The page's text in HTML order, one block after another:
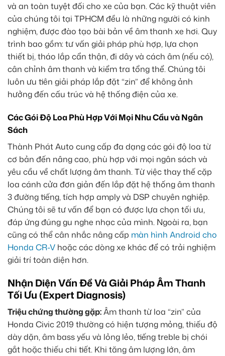
và an toàn tuyệt đối cho xe của bạn. Các kỹ thuật viên
của chúng tôi tại TPHCM đều là những người có kinh
nghiệm, được đào tạo bài bản về âm thanh xe hơi. Quy
trình bao gồm: tư vấn giải pháp phù hợp, lựa chọn
thiết bị, tháo lắp cẩn thận, đi dây và cách âm (nếu có),
cân chỉnh âm thanh và kiểm tra tổng thể. Chúng tôi
luôn ưu tiên giải pháp lắp đặt “zin” để không ảnh
hưởng đến cấu trúc và hệ thống điện của xe.
Các Gói Độ Loa Phù Hợp Với Mọi Nhu Cầu và Ngân
Sách
Thành Phát Auto cung cấp đa dạng các gói độ loa từ
cơ bản đến nâng cao, phù hợp với mọi ngân sách và
yêu cầu về chất lượng âm thanh. Từ việc thay thế cặp
loa cánh cửa đơn giản đến lắp đặt hệ thống âm thanh
3 đường tiếng, tích hợp amply và DSP chuyên nghiệp.
Chúng tôi sẽ tư vấn để bạn có được lựa chọn tối ưu,
đáp ứng đúng gu nghe nhạc của mình. Ngoài ra, bạn
cũng có thể cân nhắc nâng cấp màn hình Android cho
Honda CR-V hoặc các dòng xe khác để có trải nghiệm
giải trí toàn diện hơn.
Nhận Diện Vấn Đề Và Giải Pháp Âm Thanh
Tối Ưu (Expert Diagnosis)
Triệu chứng thường gặp:Âm thanh từ loa “zin” của
Honda Civic 2019 thường có hiện tượng mỏng, thiếu độ
dày dặn, âm bass yếu và lỏng lẻo, tiếng treble bị chói
gắt hoặc thiếu chi tiết. Khi tăng âm lượng lớn, âm